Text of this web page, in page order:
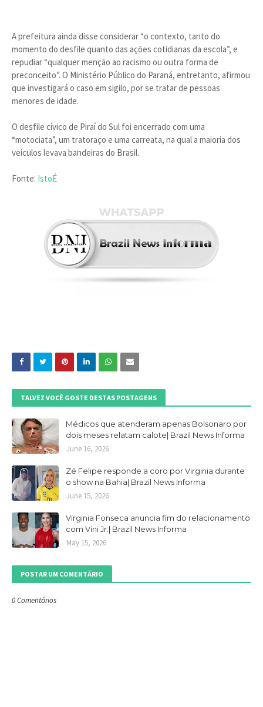
A prefeitura ainda disse considerar “o contexto, tanto do
momento do desfile quanto das ações cotidianas da escola”, e
repudiar “qualquer menção ao racismo ou outra forma de
preconceito”. O Ministério Público do Paraná, entretanto, afirmou
que investigará o caso em sigilo, por se tratar de pessoas
menores de idade.
O desfile cívico de Piraí do Sul foi encerrado com uma
“motociata”, um tratoraço e uma carreata, na qual a maioria dos
veículos levava bandeiras do Brasil.
Fonte: IstoÉ
TALVEZ VOCÊ GOSTE DESTAS POSTAGENS
Médicos que atenderam apenas Bolsonaro por
dois meses relatam calote| Brazil News Informa
June 16, 2026
Zé Felipe responde a coro por Virginia durante
o show na Bahia| Brazil News Informa
June 15, 2026
Virginia Fonseca anuncia fim do relacionamento
com Vini Jr.| Brazil News Informa
May 15, 2026
POSTAR UM COMENTÁRIO
0 Comentários